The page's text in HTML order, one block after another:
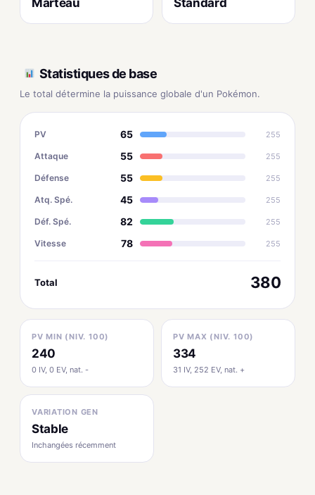
Marteau Standard
Statistiques de base
Le total détermine la puissance globale d'un Pokémon.
PV 65 255
Attaque 55 255
Défense 55 255
Atq. Spé. 45 255
Déf. Spé. 82 255
Vitesse 78 255
Total 380
PV MIN (NIV. 100)
240
0 IV, 0 EV, nat. -
PV MAX (NIV. 100)
334
31 IV, 252 EV, nat. +
VARIATION GEN
Stable
Inchangées récemment